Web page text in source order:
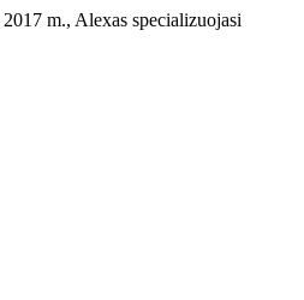
m., Alexas specializuojasi